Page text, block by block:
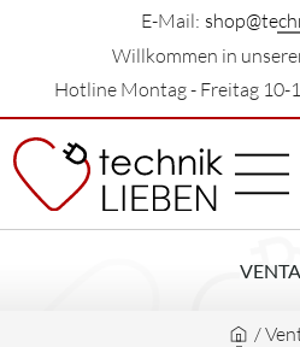
E-Mail:
Willkommen in
Hotline Montag - Freitag
VENTA
/